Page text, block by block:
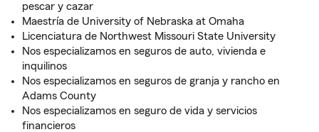
pescar y cazar
Maestría de University of Nebraska at Omaha
Licenciatura de Northwest Missouri State University
Nos especializamos en seguros de auto, vivienda e
inquilinos
Nos especializamos en seguros de granja y rancho en
Adams County
Nos especializamos en seguro de vida y servicios
financieros